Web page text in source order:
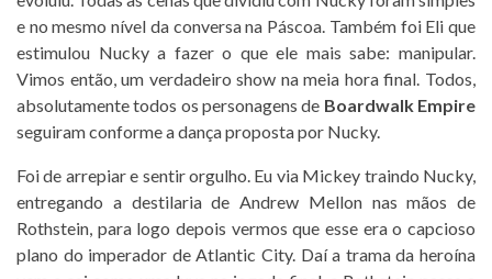
e no mesmo nível da conversa na Páscoa. Também foi Eli que
estimulou Nucky a fazer o que ele mais sabe: manipular.
Vimos então, um verdadeiro show na meia hora final. Todos,
absolutamente todos os personagens de Boardwalk Empire
seguiram conforme a dança proposta por Nucky.
Foi de arrepiar e sentir orgulho. Eu via Mickey traindo Nucky,
entregando a destilaria de Andrew Mellon nas mãos de
Rothstein, para logo depois vermos que esse era o capcioso
plano do imperador de Atlantic City. Daí a trama da heroína